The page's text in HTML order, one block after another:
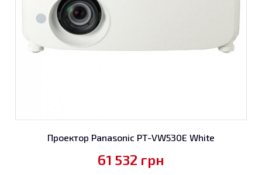
Проектор Panasonic PT-VW530E White
61 532 грн